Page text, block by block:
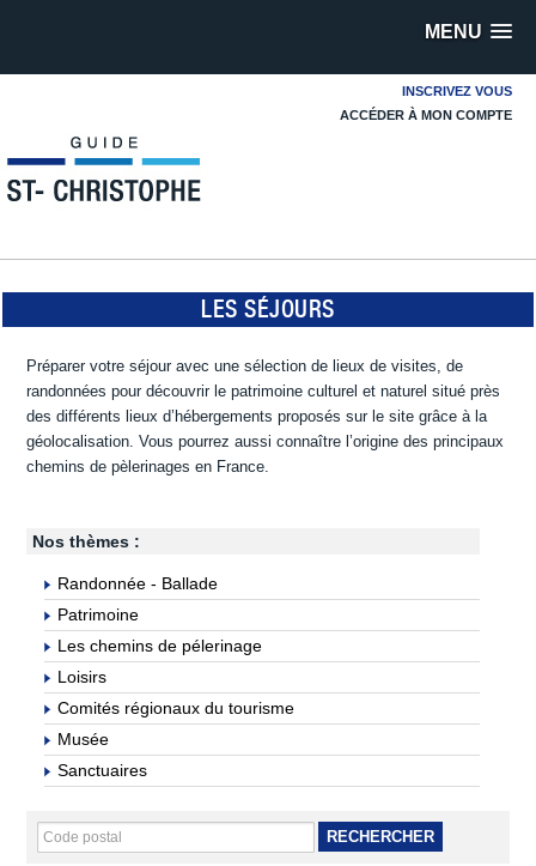
MENU
INSCRIVEZ VOUS
ACCÉDER À MON COMPTE
LES SÉJOURS
Préparer votre séjour avec une sélection de lieux de visites, de
randonnées pour découvrir le patrimoine culturel et naturel situé près
des différents lieux d’hébergements proposés sur le site grâce à la
géolocalisation. Vous pourrez aussi connaître l’origine des principaux
chemins de pèlerinages en France.
Nos thèmes :
Randonnée - Ballade
Patrimoine
Les chemins de pélerinage
Loisirs
Comités régionaux du tourisme
Musée
Sanctuaires
RECHERCHER